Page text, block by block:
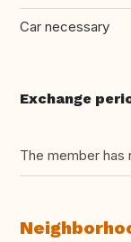
Car necessary
Exchange
The member